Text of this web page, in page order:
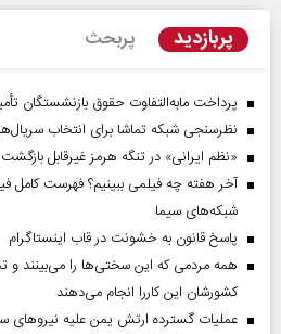
پربازدید پربحث
پرداخت مابه‌التفاوت حقوق بازنشستگان
نظرسنجی شبکه تماشا برای انتخاب
«نظم ایرانی» در تنگه هرمز غیرقابل
آخر هفته چه فیلمی ببینیم؟ فهرست کامل
شبکه‌های سیما
پاسخ قانون به خشونت در قاب اینستاگرام
همه مردمی که این سختی‌ها را می‌بینند و
کشورشان این کاررا انجام می‌دهند
عملیات گسترده ارتش یمن علیه نیروهای